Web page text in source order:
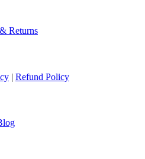
Returns
| Refund Policy